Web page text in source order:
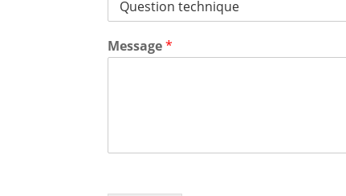
Message*